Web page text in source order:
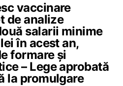
vaccinare
de analize
salarii minime
în acest an,
formare și
– Lege aprobată
la promulgare